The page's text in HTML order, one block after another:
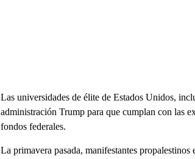
Las universidades de élite de Estados Unidos,
administración Trump para que cumplan con las
fondos federales.
La primavera pasada, manifestantes